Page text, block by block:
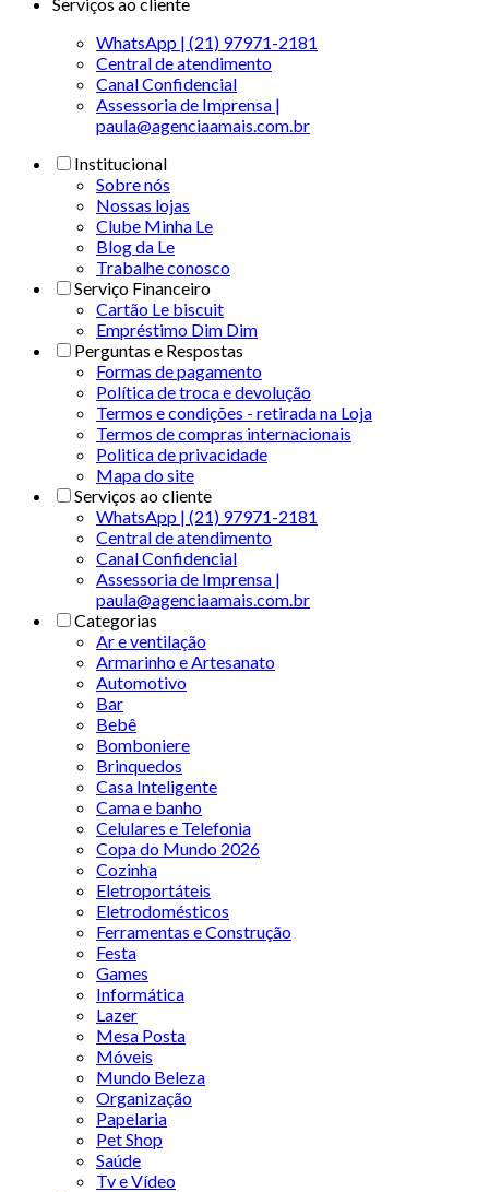
WhatsApp | (21) 97971-2181
Central de atendimento
Canal Confidencial
Assessoria de Imprensa |
paula@agenciaamais.com.br
Institucional
Sobre nós
Nossas lojas
Clube Minha Le
Blog da Le
Trabalhe conosco
Serviço Financeiro
Cartão Le biscuit
Empréstimo Dim Dim
Perguntas e Respostas
Formas de pagamento
Política de troca e devolução
Termos e condições - retirada na Loja
Termos de compras internacionais
Politica de privacidade
Mapa do site
Serviços ao cliente
WhatsApp | (21) 97971-2181
Central de atendimento
Canal Confidencial
Assessoria de Imprensa |
paula@agenciaamais.com.br
Categorias
Ar e ventilação
Armarinho e Artesanato
Automotivo
Bar
Bebê
Bomboniere
Brinquedos
Casa Inteligente
Cama e banho
Celulares e Telefonia
Copa do Mundo 2026
Cozinha
Eletroportáteis
Eletrodomésticos
Ferramentas e Construção
Festa
Games
Informática
Lazer
Mesa Posta
Móveis
Mundo Beleza
Organização
Papelaria
Pet Shop
Saúde
Tv e Vídeo